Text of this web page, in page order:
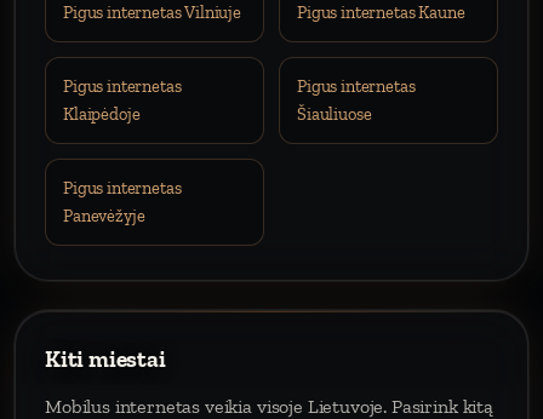
Pigus internetas Vilniuje Pigus internetas Kaune
Pigus internetas
Klaipėdoje
Pigus internetas
Šiauliuose
Pigus internetas
Panevėžyje
Kiti miestai
Mobilus internetas veikia visoje Lietuvoje. Pasirink kitą